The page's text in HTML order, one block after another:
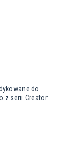
do
z serii Creator